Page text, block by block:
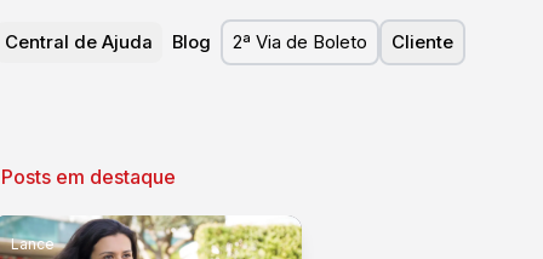
Central de Ajuda Blog 2ª Via de Boleto Cliente
Posts em destaque
Lance